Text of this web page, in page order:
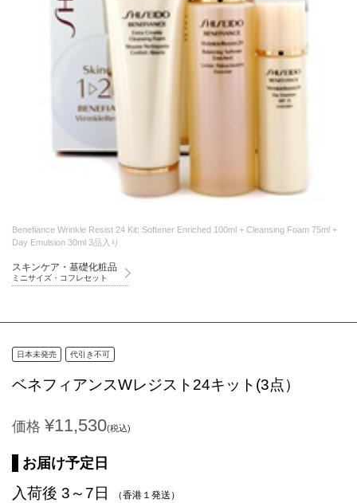
Benefiance Wrinkle Resist 24 Kit: Softener Enriched 100ml + Cleansing Foam 75ml +
Day Emulsion 30ml 3品入り
スキンケア・基礎化粧品
ミニサイズ・コフレセット
日本未発売 代引き不可
ベネフィアンスWレジスト24キット(3点）
価格 ¥11,530(税込)
お届け予定日
入荷後 3～7日 （香港１発送）